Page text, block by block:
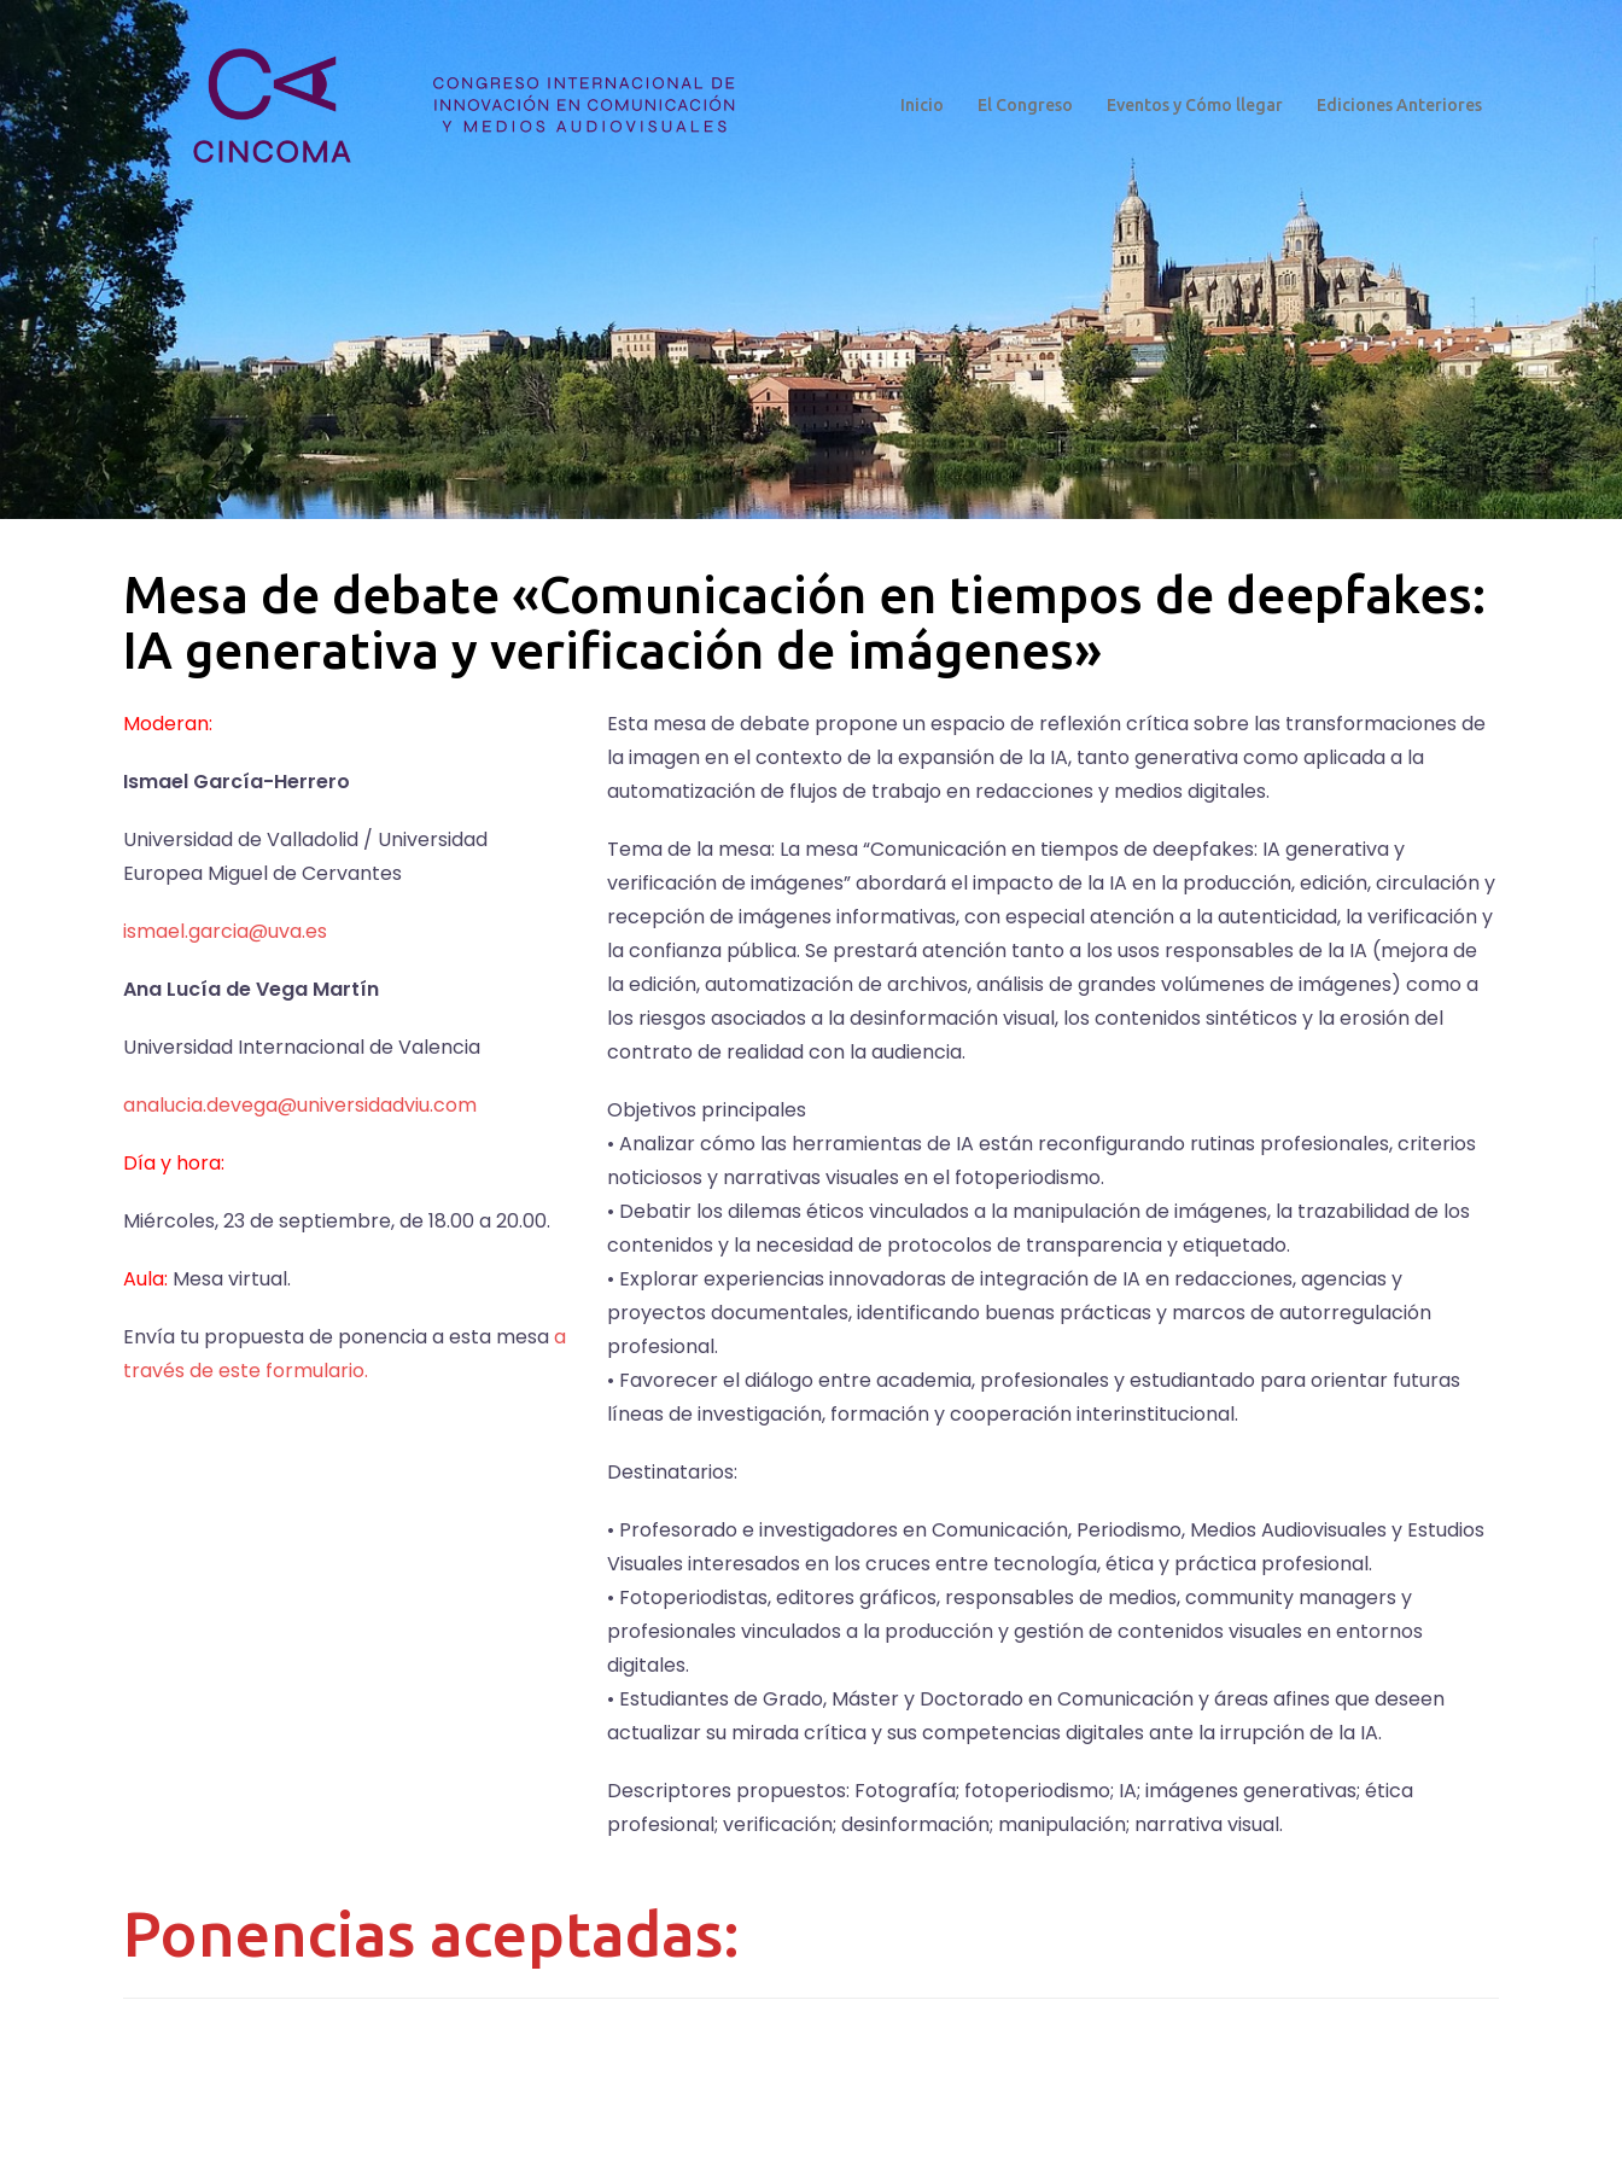
Inicio El Congreso Eventos y Cómo llegar Ediciones Anteriores
Mesa de debate «Comunicación en tiempos de deepfakes:
IA generativa y verificación de imágenes»
Moderan:
Ismael García-Herrero
Universidad de Valladolid / Universidad
Europea Miguel de Cervantes
ismael.garcia@uva.es
Ana Lucía de Vega Martín
Universidad Internacional de Valencia
analucia.devega@universidadviu.com
Día y hora:
Miércoles, 23 de septiembre, de 18.00 a 20.00.
Aula: Mesa virtual.
Envía tu propuesta de ponencia a esta mesaa
través de este formulario.
Esta mesa de debate propone un espacio de reflexión crítica sobre las transformaciones de
la imagen en el contexto de la expansión de la IA, tanto generativa como aplicada a la
automatización de flujos de trabajo en redacciones y medios digitales.
Tema de la mesa: La mesa “Comunicación en tiempos de deepfakes: IA generativa y
verificación de imágenes” abordará el impacto de la IA en la producción, edición, circulación y
recepción de imágenes informativas, con especial atención a la autenticidad, la verificación y
la confianza pública. Se prestará atención tanto a los usos responsables de la IA (mejora de
la edición, automatización de archivos, análisis de grandes volúmenes de imágenes) como a
los riesgos asociados a la desinformación visual, los contenidos sintéticos y la erosión del
contrato de realidad con la audiencia.
Objetivos principales
• Analizar cómo las herramientas de IA están reconfigurando rutinas profesionales, criterios
noticiosos y narrativas visuales en el fotoperiodismo.
• Debatir los dilemas éticos vinculados a la manipulación de imágenes, la trazabilidad de los
contenidos y la necesidad de protocolos de transparencia y etiquetado.
• Explorar experiencias innovadoras de integración de IA en redacciones, agencias y
proyectos documentales, identificando buenas prácticas y marcos de autorregulación
profesional.
• Favorecer el diálogo entre academia, profesionales y estudiantado para orientar futuras
líneas de investigación, formación y cooperación interinstitucional.
Destinatarios:
• Profesorado e investigadores en Comunicación, Periodismo, Medios Audiovisuales y Estudios
Visuales interesados en los cruces entre tecnología, ética y práctica profesional.
• Fotoperiodistas, editores gráficos, responsables de medios, community managers y
profesionales vinculados a la producción y gestión de contenidos visuales en entornos
digitales.
• Estudiantes de Grado, Máster y Doctorado en Comunicación y áreas afines que deseen
actualizar su mirada crítica y sus competencias digitales ante la irrupción de la IA.
Descriptores propuestos: Fotografía; fotoperiodismo; IA; imágenes generativas; ética
profesional; verificación; desinformación; manipulación; narrativa visual.
Ponencias aceptadas: